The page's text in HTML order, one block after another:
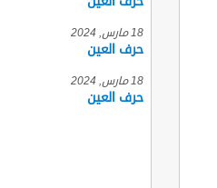
18 مارس, 2024
حرف العين
18 مارس, 2024
حرف العين